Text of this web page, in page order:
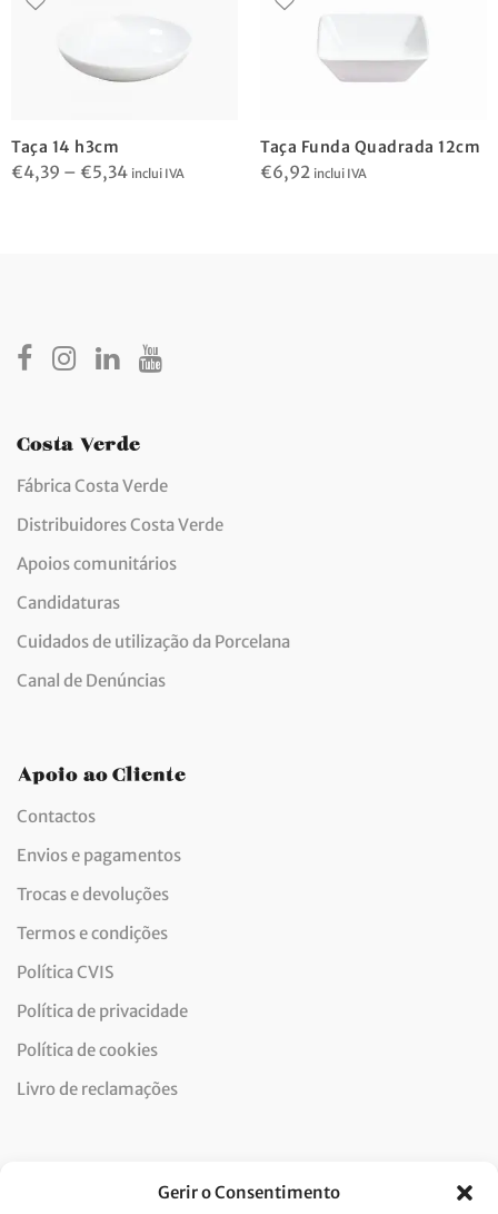
Gerir o Consentimento
Taça 14 h3cm
€4,39 – €5,34 inclui IVA
Taça Funda Quadrada 12cm
€6,92 inclui IVA
Costa Verde
Fábrica Costa Verde
Distribuidores Costa Verde
Apoios comunitários
Candidaturas
Cuidados de utilização da Porcelana
Canal de Denúncias
Apoio ao Cliente
Contactos
Envios e pagamentos
Trocas e devoluções
Termos e condições
Política CVIS
Política de privacidade
Política de cookies
Livro de reclamações